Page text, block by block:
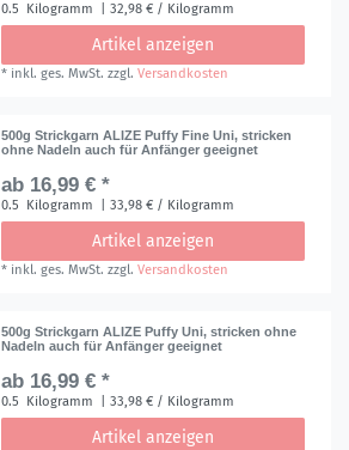
0.5 Kilogramm | 32,98 € / Kilogramm
Artikel anzeigen
* inkl. ges. MwSt. zzgl.Versandkosten
500g Strickgarn ALIZE Puffy Fine Uni, stricken
ohne Nadeln auch für Anfänger geeignet
ab 16,99 € *
0.5 Kilogramm | 33,98 € / Kilogramm
Artikel anzeigen
* inkl. ges. MwSt. zzgl.Versandkosten
500g Strickgarn ALIZE Puffy Uni, stricken ohne
Nadeln auch für Anfänger geeignet
ab 16,99 € *
0.5 Kilogramm | 33,98 € / Kilogramm
Artikel anzeigen